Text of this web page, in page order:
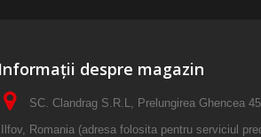
Informații despre magazin
SC. Clandrag S.R.L, Prelungirea Ghencea
Ilfov, Romania (adresa folosita pentru serviciul